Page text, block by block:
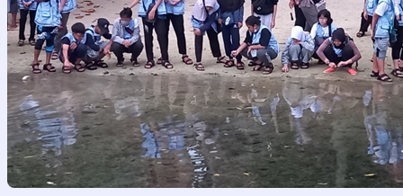
H
a
r
i
D
u
a
M
a